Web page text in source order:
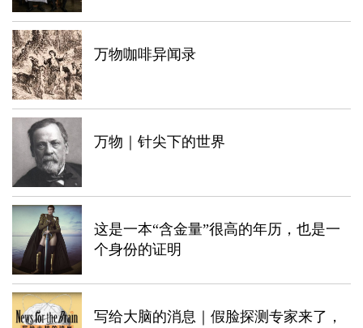
万物咖啡异闻录
万物｜针尖下的世界
这是一本“含金量”很高的年历，也是一
个身份的证明
写给大脑的消息｜假脸探测专家来了，